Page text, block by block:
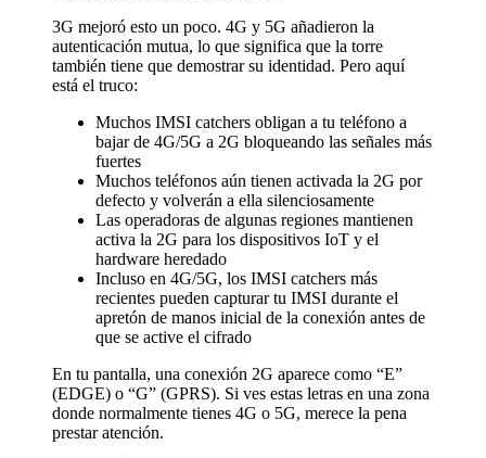
3G mejoró esto un poco. 4G y 5G añadieron la
autenticación mutua, lo que significa que la torre
también tiene que demostrar su identidad. Pero aquí
está el truco:
Muchos IMSI catchers obligan a tu teléfono a
bajar de 4G/5G a 2G bloqueando las señales más
fuertes
Muchos teléfonos aún tienen activada la 2G por
defecto y volverán a ella silenciosamente
Las operadoras de algunas regiones mantienen
activa la 2G para los dispositivos IoT y el
hardware heredado
Incluso en 4G/5G, los IMSI catchers más
recientes pueden capturar tu IMSI durante el
apretón de manos inicial de la conexión antes de
que se active el cifrado
En tu pantalla, una conexión 2G aparece como “E”
(EDGE) o “G” (GPRS). Si ves estas letras en una zona
donde normalmente tienes 4G o 5G, merece la pena
prestar atención.